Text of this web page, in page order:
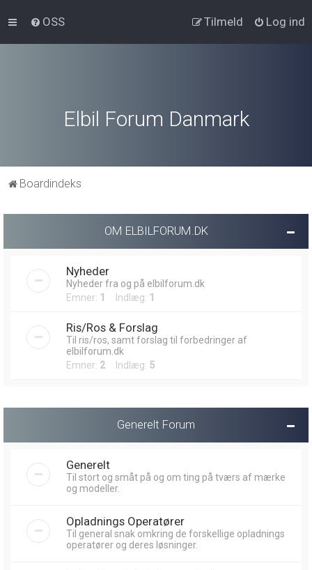
OSS Log ind
Tilmeld
Elbil Forum Danmark
Boardindeks
OM ELBILFORUM.DK
Nyheder
Nyheder fra og på elbilforum.dk
Emner: 1 Indlæg: 1
Ris/Ros & Forslag
Til ris/ros, samt forslag til forbedringer af
elbilforum.dk
Emner: 2Indlæg: 5
Generelt Forum
Generelt
Til stort og småt på og om ting på tværs af mærke
og modeller.
Opladnings Operatører
Til general snak omkring de forskellige opladnings
operatører og deres løsninger.